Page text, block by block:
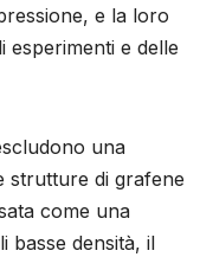
e la loro
esperimenti e delle
una
strutture di grafene
come una
basse densità, il